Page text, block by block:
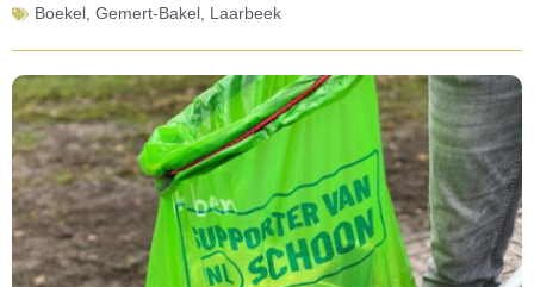
Boekel, Gemert-Bakel, Laarbeek